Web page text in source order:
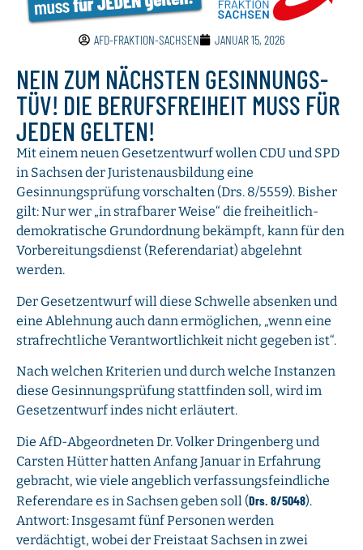
AFD-FRAKTION-SACHSEN JANUAR 15, 2026
NEIN ZUM NÄCHSTEN GESINNUNGS-
TÜV! DIE BERUFSFREIHEIT MUSS FÜR
JEDEN GELTEN!
Mit einem neuen Gesetzentwurf wollen CDU und SPD
in Sachsen der Juristenausbildung eine
Gesinnungsprüfung vorschalten (Drs. 8/5559). Bisher
gilt: Nur wer „in strafbarer Weise“ die freiheitlich-
demokratische Grundordnung bekämpft, kann für den
Vorbereitungsdienst (Referendariat) abgelehnt
werden.
Der Gesetzentwurf will diese Schwelle absenken und
eine Ablehnung auch dann ermöglichen, „wenn eine
strafrechtliche Verantwortlichkeit nicht gegeben ist“.
Nach welchen Kriterien und durch welche Instanzen
diese Gesinnungsprüfung stattfinden soll, wird im
Gesetzentwurf indes nicht erläutert.
Die AfD-Abgeordneten Dr. Volker Dringenberg und
Carsten Hütter hatten Anfang Januar in Erfahrung
gebracht, wie viele angeblich verfassungsfeindliche
Referendare es in Sachsen geben soll (Drs. 8/5048).
Antwort: Insgesamt fünf Personen werden
verdächtigt, wobei der Freistaat Sachsen in zwei